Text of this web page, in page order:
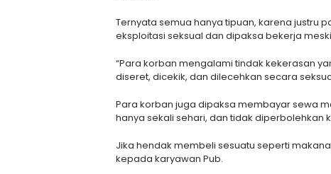
Ternyata semua hanya tipuan, karena justru
eksploitasi seksual dan dipaksa bekerja
“Para korban mengalami tindak kekerasan
diseret, dicekik, dan dilecehkan secara
Para korban juga dipaksa membayar sewa
hanya sekali sehari, dan tidak diperbolehkan
Jika hendak membeli sesuatu seperti
kepada karyawan Pub.